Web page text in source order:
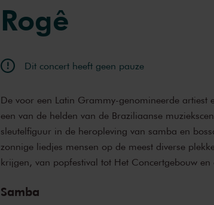
Rogê
Dit concert heeft geen pauze
De voor een Latin Grammy-genomineerde artiest
een van de helden van de Braziliaanse
sleutelfiguur in de heropleving van samba en
zonnige liedjes mensen op de meest diverse
krijgen, van popfestival tot Het Concertgebouw en
Samba